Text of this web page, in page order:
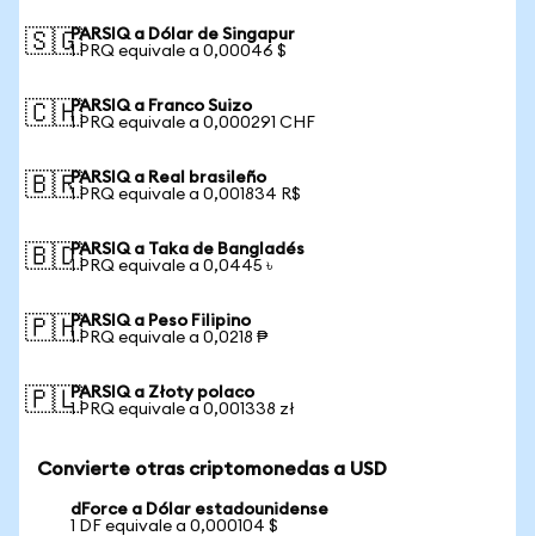
🇸🇬PARSIQ a Dólar de Singapur
1 PRQ equivale a 0,00046 $
🇨🇭PARSIQ a Franco Suizo
1 PRQ equivale a 0,000291 CHF
🇧🇷PARSIQ a Real brasileño
1 PRQ equivale a 0,001834 R$
🇧🇩PARSIQ a Taka de Bangladés
1 PRQ equivale a 0,0445 ৳
🇵🇭PARSIQ a Peso Filipino
1 PRQ equivale a 0,0218 ₱
🇵🇱PARSIQ a Złoty polaco
1 PRQ equivale a 0,001338 zł
Convierte otras criptomonedas a USD
dForce a Dólar estadounidense
1 DF equivale a 0,000104 $